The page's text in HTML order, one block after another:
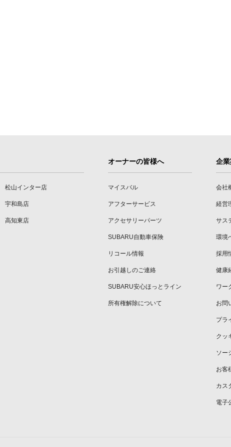
松山インター店
宇和島店
高知東店
オーナーの皆様へ
マイスバル
アフターサービス
アクセサリーパーツ
SUBARU自動車保険
リコール情報
お引越しのご連絡
SUBARU安心ほっとライン
所有権解除について
企
会社
経営
サス
環境
採用
健康
ワー
お問
プラ
クッ
ソー
お客
カス
電子